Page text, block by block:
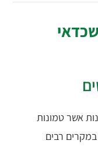
אשר טמונות
רבים